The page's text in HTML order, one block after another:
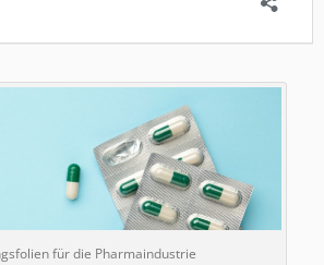
für die Pharmaindustrie